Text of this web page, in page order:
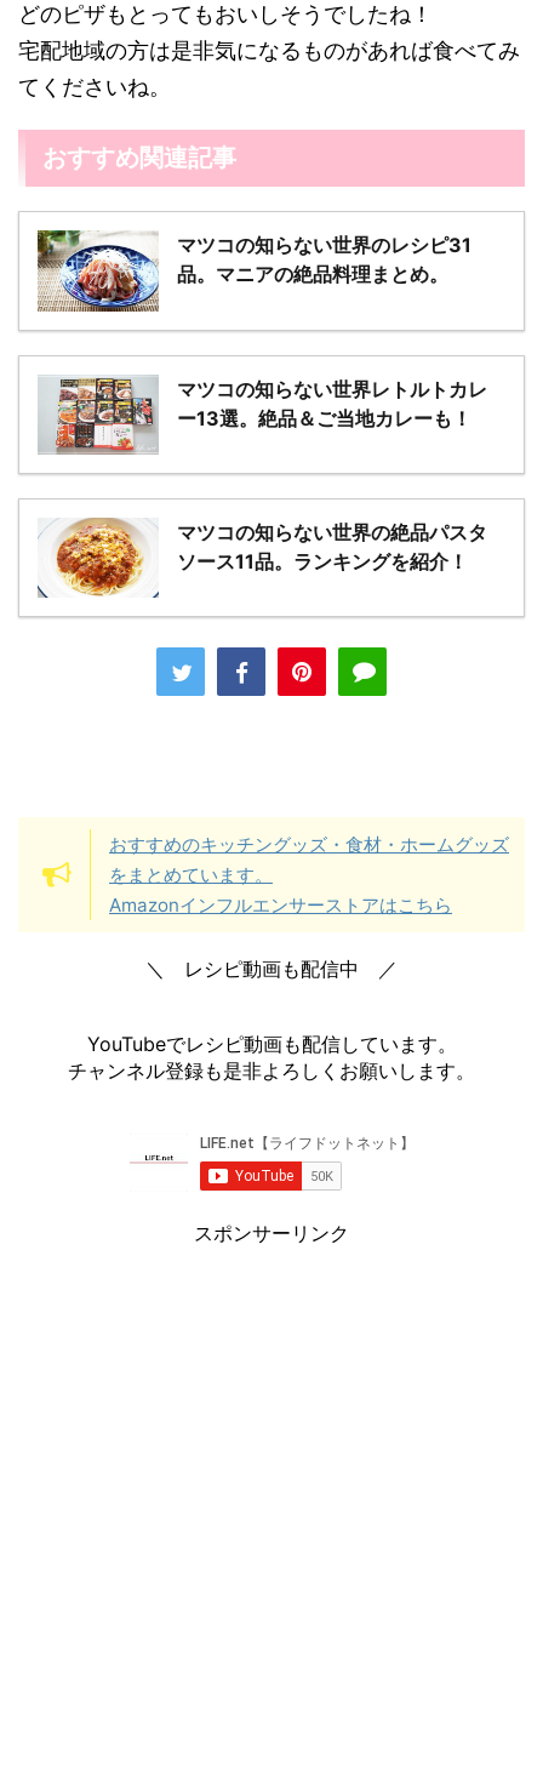
どのピザもとってもおいしそうでしたね！
宅配地域の方は是非気になるものがあれば食べてみ
てくださいね。
おすすめ関連記事
マツコの知らない世界のレシピ31
品。マニアの絶品料理まとめ。
マツコの知らない世界レトルトカレ
ー13選。絶品＆ご当地カレーも！
マツコの知らない世界の絶品パスタ
ソース11品。ランキングを紹介！
おすすめのキッチングッズ・食材・ホームグッズ
をまとめています。
Amazonインフルエンサーストアはこちら
＼ レシピ動画も配信中 ／
YouTubeでレシピ動画も配信しています。
チャンネル登録も是非よろしくお願いします。
スポンサーリンク